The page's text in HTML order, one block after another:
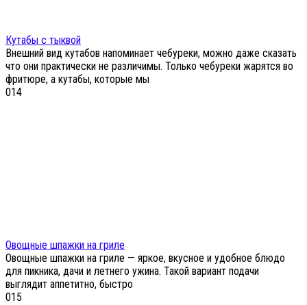
Кутабы с тыквой
Внешний вид кутабов напоминает чебуреки, можно даже сказать
что они практически не различимы. Только чебуреки жарятся во
фритюре, а кутабы, которые мы
014
Овощные шпажки на гриле
Овощные шпажки на гриле — яркое, вкусное и удобное блюдо
для пикника, дачи и летнего ужина. Такой вариант подачи
выглядит аппетитно, быстро
015